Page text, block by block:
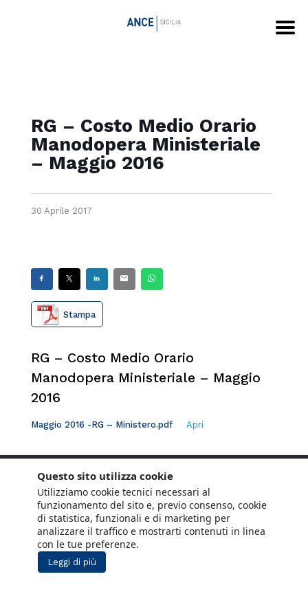
RG – Costo Medio Orario
Manodopera Ministeriale
– Maggio 2016
30 Aprile 2017
Stampa
RG – Costo Medio Orario
Manodopera Ministeriale – Maggio
2016
Maggio 2016 -RG – Ministero.pdf Apri
Questo sito utilizza cookie
Utilizziamo cookie tecnici necessari al
funzionamento del sito e, previo consenso, cookie
di statistica, funzionali e di marketing per
analizzare il traffico e mostrarti contenuti in linea
con le tue preferenze.
Leggi di più